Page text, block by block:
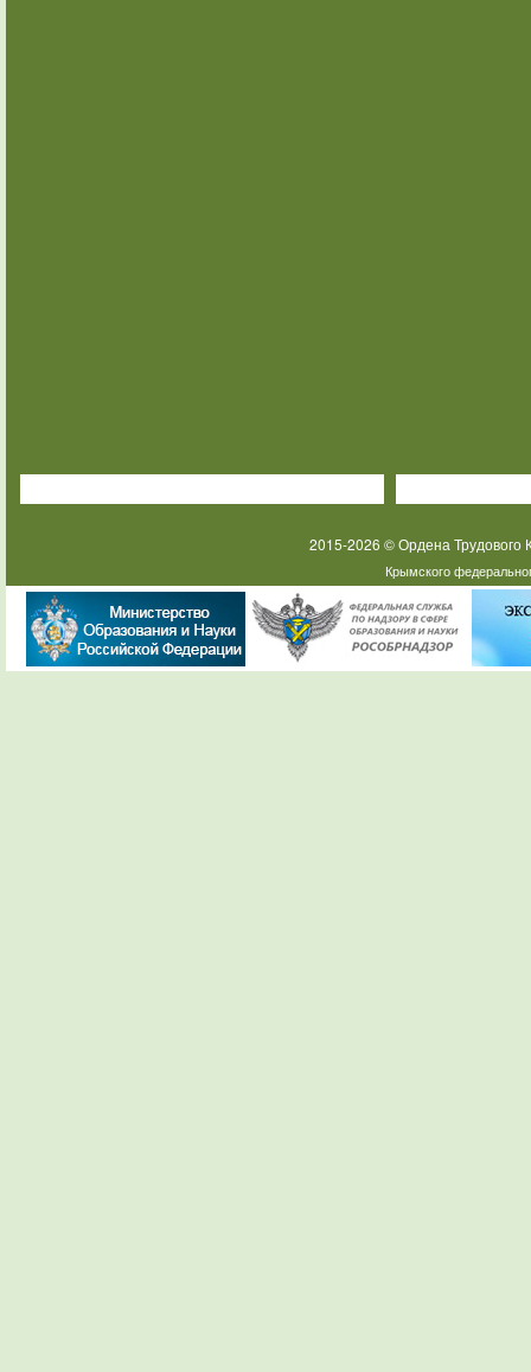
2015-2026 © Ордена
Крымского